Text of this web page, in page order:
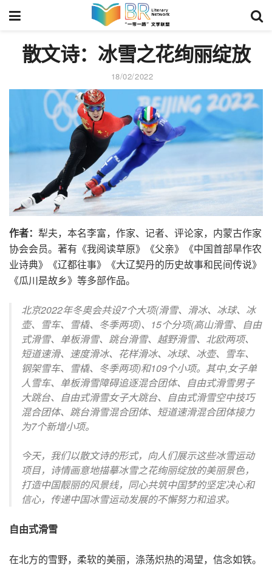
散文诗：冰雪之花绚丽绽放
18/02/2022
作者： 犁夫，本名李富，作家、记者、评论家，内蒙古作家
协会会员。著有《我阅读草原》《父亲》《中国首部旱作农
业诗典》《辽都往事》《大辽契丹的历史故事和民间传说》
《瓜川是故乡》等多部作品。
北京2022年冬奥会共设7个大项(滑雪、滑冰、冰球、冰
壶、雪车、雪橇、冬季两项)、15个分项(高山滑雪、自由
式滑雪、单板滑雪、跳台滑雪、越野滑雪、北欧两项、
短道速滑、速度滑冰、花样滑冰、冰球、冰壶、雪车、
钢架雪车、雪橇、冬季两项)和109个小项。其中,女子单
人雪车、单板滑雪障碍追逐混合团体、自由式滑雪男子
大跳台、自由式滑雪女子大跳台、自由式滑雪空中技巧
混合团体、跳台滑雪混合团体、短道速滑混合团体接力
为7个新增小项。
今天，我们以散文诗的形式，向人们展示这些冰雪运动
项目，诗情画意地描摹冰雪之花绚丽绽放的美丽景色，
打造中国靓丽的风景线，同心共筑中国梦的坚定决心和
信心，传递中国冰雪运动发展的不懈努力和追求。
自由式滑雪
在北方的雪野，柔软的美丽，涤荡炽热的渴望，信念如铁。